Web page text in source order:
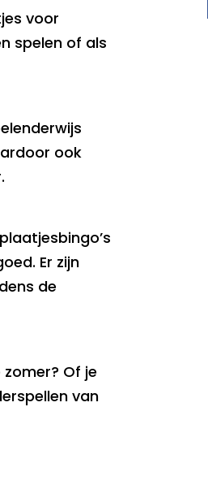
voor
spelen of als
ook
Er zijn
de
Of je
van